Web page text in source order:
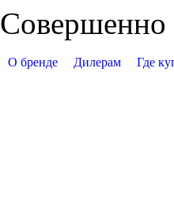
Совершенно
О бренде Дилерам Где